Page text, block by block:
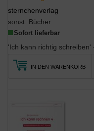
sternchenverlag
sonst. Bücher
Sofort lieferbar
IN DEN WARENKORB